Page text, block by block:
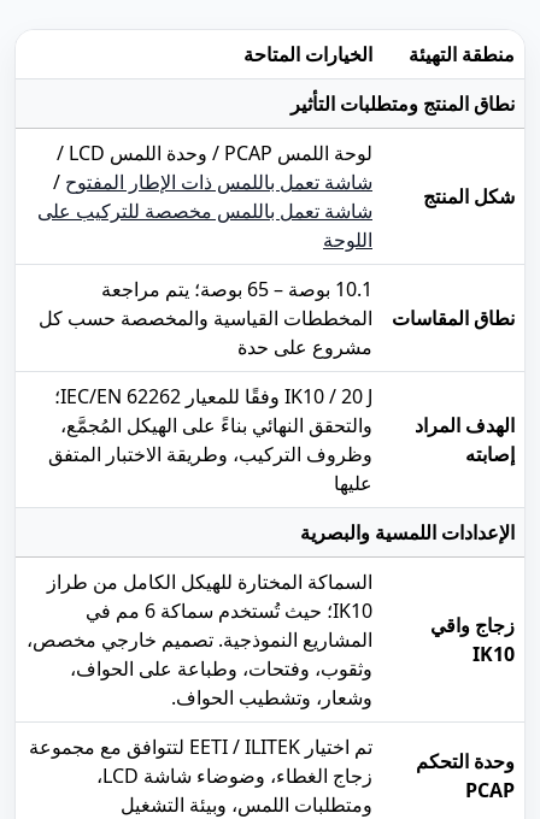
منطقة التهيئة
الخيارات المتاحة
نطاق المنتج ومتطلبات التأثير
شكل المنتج
لوحة اللمس PCAP / وحدة اللمس LCD /
شاشة تعمل باللمس ذات الإطار المفتوح /
شاشة تعمل باللمس مخصصة للتركيب على
اللوحة
نطاق المقاسات
10.1 بوصة – 65 بوصة؛ يتم مراجعة
المخططات القياسية والمخصصة حسب كل
مشروع على حدة
الهدف المراد
إصابته
IK10 / 20 J وفقًا للمعيار IEC/EN 62262؛
والتحقق النهائي بناءً على الهيكل المُجمَّع،
وظروف التركيب، وطريقة الاختبار المتفق
عليها
الإعدادات اللمسية والبصرية
زجاج واقي
IK10
السماكة المختارة للهيكل الكامل من طراز
IK10؛ حيث تُستخدم سماكة 6 مم في
المشاريع النموذجية. تصميم خارجي مخصص،
وثقوب، وفتحات، وطباعة على الحواف،
وشعار، وتشطيب الحواف.
وحدة التحكم
PCAP
تم اختيار EETI / ILITEK لتتوافق مع مجموعة
زجاج الغطاء، وضوضاء شاشة LCD،
ومتطلبات اللمس، وبيئة التشغيل